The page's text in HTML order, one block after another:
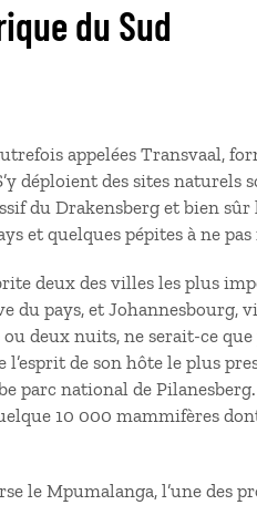
du Sud
appelées Transvaal,
déploient des sites naturels
du Drakensberg et bien sûr
et quelques pépites à ne pas
deux des villes les plus
du pays, et Johannesbourg,
deux nuits, ne serait-ce
l’esprit de son hôte le plus
parc national de
10 000 mammifères
le Mpumalanga, l’une des